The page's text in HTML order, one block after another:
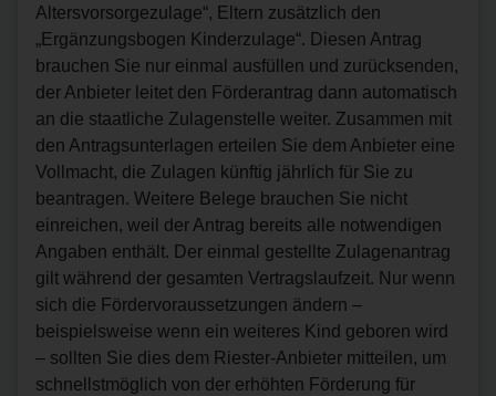
Altersvorsorgezulage“, Eltern zusätzlich den
„Ergänzungsbogen Kinderzulage“. Diesen Antrag
brauchen Sie nur einmal ausfüllen und zurücksenden,
der Anbieter leitet den Förderantrag dann automatisch
an die staatliche Zulagenstelle weiter. Zusammen mit
den Antragsunterlagen erteilen Sie dem Anbieter eine
Vollmacht, die Zulagen künftig jährlich für Sie zu
beantragen. Weitere Belege brauchen Sie nicht
einreichen, weil der Antrag bereits alle notwendigen
Angaben enthält. Der einmal gestellte Zulagenantrag
gilt während der gesamten Vertragslaufzeit. Nur wenn
sich die Fördervoraussetzungen ändern –
beispielsweise wenn ein weiteres Kind geboren wird
– sollten Sie dies dem Riester-Anbieter mitteilen, um
schnellstmöglich von der erhöhten Förderung für